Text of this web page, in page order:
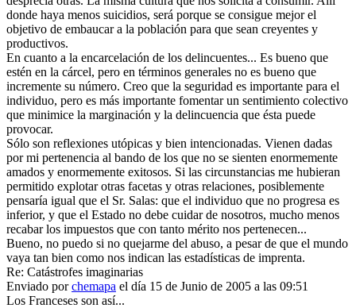
donde haya menos suicidios, será porque se consigue mejor el
objetivo de embaucar a la población para que sean creyentes y
productivos.
En cuanto a la encarcelación de los delincuentes... Es bueno que
estén en la cárcel, pero en términos generales no es bueno que
incremente su número. Creo que la seguridad es importante para el
individuo, pero es más importante fomentar un sentimiento colectivo
que minimice la marginación y la delincuencia que ésta puede
provocar.
Sólo son reflexiones utópicas y bien intencionadas. Vienen dadas
por mi pertenencia al bando de los que no se sienten enormemente
amados y enormemente exitosos. Si las circunstancias me hubieran
permitido explotar otras facetas y otras relaciones, posiblemente
pensaría igual que el Sr. Salas: que el individuo que no progresa es
inferior, y que el Estado no debe cuidar de nosotros, mucho menos
recabar los impuestos que con tanto mérito nos pertenecen...
Bueno, no puedo si no quejarme del abuso, a pesar de que el mundo
vaya tan bien como nos indican las estadísticas de imprenta.
Re: Catástrofes imaginarias
Enviado porchemapa el día 15 de Junio de 2005 a las 09:51
Los Franceses son así...